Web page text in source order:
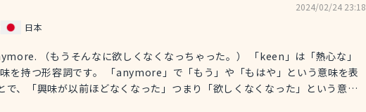
日本
2024/02/24 23:18
を持つ形容詞です。 「anymore」で「もう」や「もはや」という意味を表
、「興味が以前ほどなくなった」つまり「欲しくなくなった」という意味